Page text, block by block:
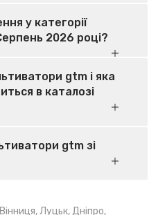
у категорії
2026 році?
gtm і яка
в каталозі
gtm зі
Луцьк, Дніпро,